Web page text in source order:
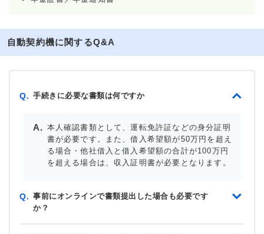
自動契約機に関するQ&A
Q. 手続きに必要な書類は何ですか
本人確認書類として、運転免許証などの身分証明
書が必要です。また、借入希望額が50万円を超え
る場合・他社借入と借入希望額の合計が100万円
を超える場合は、収入証明書が必要となります。
Q. 事前にオンラインで書類提出した場合も必要です
か？